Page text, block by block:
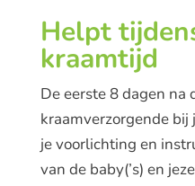
Helpt
kraamtijd
De eerste 8 dagen
kraamverzorgende
je voorlichting en
van de baby(’s) en